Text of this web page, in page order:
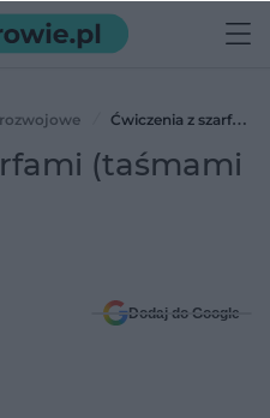
Ćwiczenia z szarfami
(taśmami
Dodaj do Google